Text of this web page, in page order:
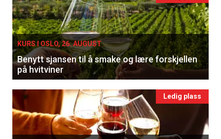
KURS I OSLO, 26. AUGUST
Benytt sjansen til å smake og lære forskjellen
på hvitviner
Ledig plass